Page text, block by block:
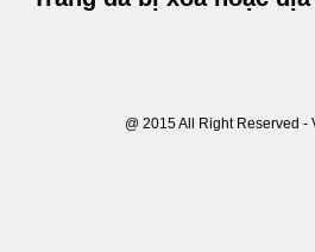
@ 2015 All Right Reserved -